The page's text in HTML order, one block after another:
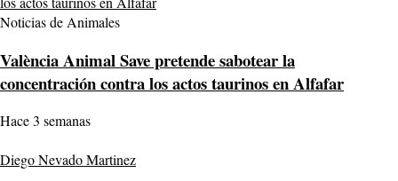
Noticias de Animales
València Animal Save pretende sabotear la
concentración contra los actos taurinos en Alfafar
Hace 3 semanas
Diego Nevado Martinez